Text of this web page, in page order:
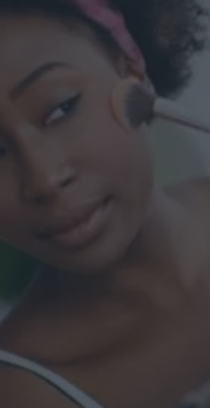
ai miei pazienti che
intervento, è
10-15 chili dopo la
essere ottimale".
mantenere un peso
qualunque tipo di